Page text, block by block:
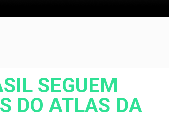
SEGUEM
DO ATLAS DA